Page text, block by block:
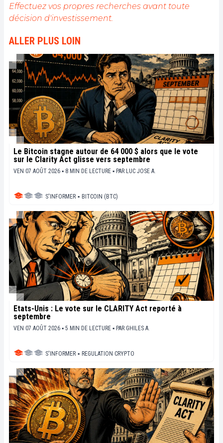
Effectuez vos propres recherches avant toute
décision d'investissement.
ALLER PLUS LOIN
Le Bitcoin stagne autour de 64 000 $ alors que le vote
sur le Clarity Act glisse vers septembre
VEN 07 AOÛT 2026 ▪ 8 MIN DE LECTURE ▪ PAR LUC JOSE A.
S'INFORMER ▪ BITCOIN (BTC)
États-Unis : Le vote sur le CLARITY Act reporté à
septembre
VEN 07 AOÛT 2026 ▪ 5 MIN DE LECTURE ▪ PAR GHILES A.
S'INFORMER ▪ REGULATION CRYPTO